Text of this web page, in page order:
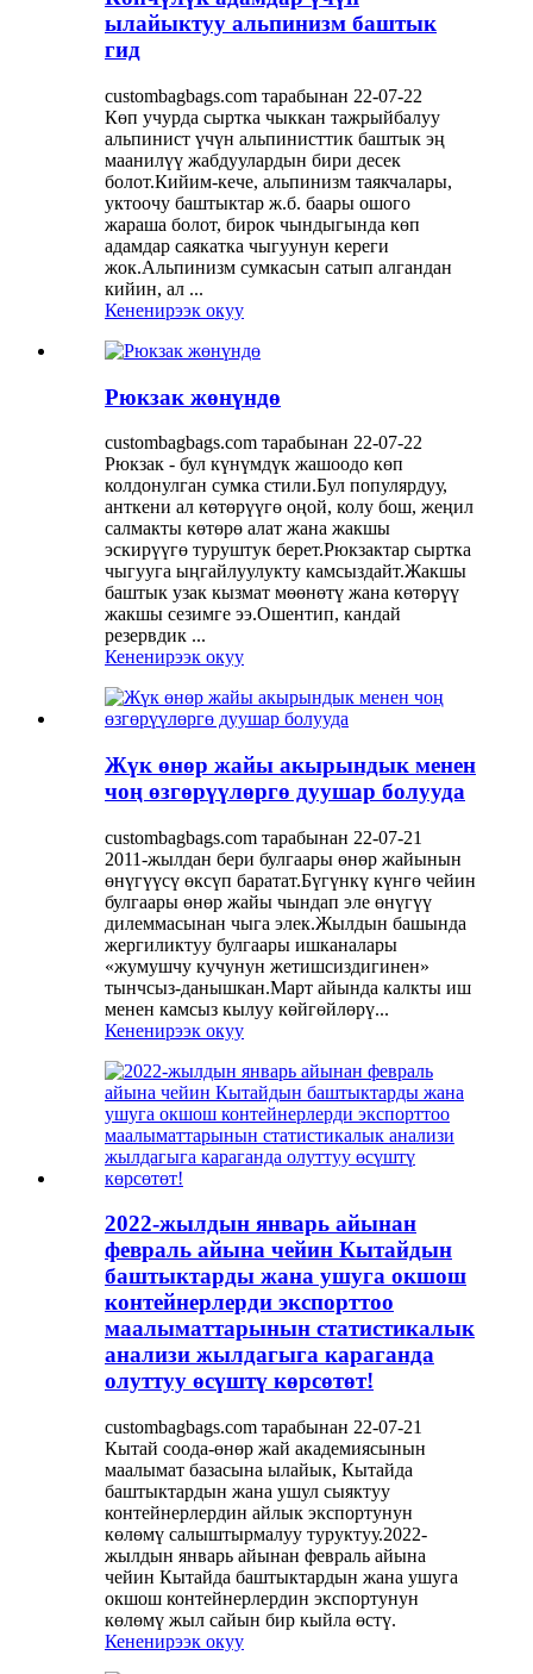
ылайыктуу альпинизм баштык
гид
custombagbags.com тарабынан 22-07-22
Көп учурда сыртка чыккан тажрыйбалуу
альпинист үчүн альпинисттик баштык эң
маанилүү жабдуулардын бири десек
болот.Кийим-кече, альпинизм таякчалары,
уктоочу баштыктар ж.б. баары ошого
жараша болот, бирок чындыгында көп
адамдар саякатка чыгуунун кереги
жок.Альпинизм сумкасын сатып алгандан
кийин, ал ...
Кененирээк окуу
Рюкзак жөнүндө
custombagbags.com тарабынан 22-07-22
Рюкзак - бул күнүмдүк жашоодо көп
колдонулган сумка стили.Бул популярдуу,
анткени ал көтөрүүгө оңой, колу бош, жеңил
салмакты көтөрө алат жана жакшы
эскирүүгө туруштук берет.Рюкзактар ​​сыртка
чыгууга ыңгайлуулукту камсыздайт.Жакшы
баштык узак кызмат мөөнөтү жана көтөрүү
жакшы сезимге ээ.Ошентип, кандай
резервдик ...
Кененирээк окуу
Жүк өнөр жайы акырындык менен
чоң өзгөрүүлөргө дуушар болууда
custombagbags.com тарабынан 22-07-21
2011-жылдан бери булгаары өнөр жайынын
өнүгүүсү өксүп баратат.Бүгүнкү күнгө чейин
булгаары өнөр жайы чындап эле өнүгүү
дилеммасынан чыга элек.Жылдын башында
жергиликтуу булгаары ишканалары
«жумушчу кучунун жетишсиздигинен»
тынчсыз-данышкан.Март айында калкты иш
менен камсыз кылуу көйгөйлөрү...
Кененирээк окуу
2022-жылдын январь айынан
февраль айына чейин Кытайдын
баштыктарды жана ушуга окшош
контейнерлерди экспорттоо
маалыматтарынын статистикалык
анализи жылдагыга караганда
олуттуу өсүштү көрсөтөт!
custombagbags.com тарабынан 22-07-21
Кытай соода-өнөр жай академиясынын
маалымат базасына ылайык, Кытайда
баштыктардын жана ушул сыяктуу
контейнерлердин айлык экспортунун
көлөмү салыштырмалуу туруктуу.2022-
жылдын январь айынан февраль айына
чейин Кытайда баштыктардын жана ушуга
окшош контейнерлердин экспортунун
көлөмү жыл сайын бир кыйла өстү.
Кененирээк окуу